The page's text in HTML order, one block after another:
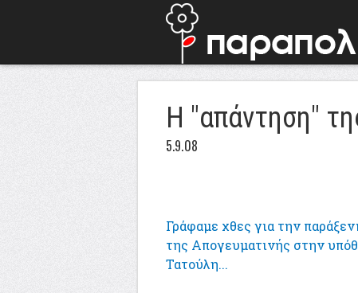
Η "απάντηση"
5.9.08
Γράφαμε χθες για την
της Απογευματινής στην
Τατούλη...